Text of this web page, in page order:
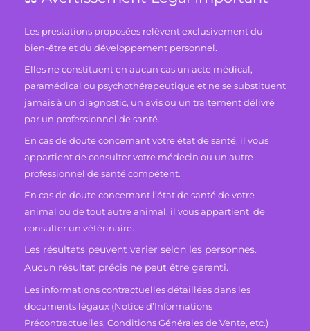
Les prestations proposées relèvent exclusivement du
bien-être et du développement personnel.
Elles ne constituent en aucun cas un acte médical,
paramédical ou psychothérapeutique et ne se substituent
jamais à un diagnostic, un avis ou un traitement délivré
par un professionnel de santé.
En cas de doute concernant votre état de santé, il vous
appartient de consulter votre médecin ou un autre
professionnel de santé compétent.
En cas de doute concernant l’état de santé de votre
animal ou de tout autre animal, il vous appartient de
consulter un vétérinaire.
Les résultats peuvent varier selon les personnes.
Aucun résultat précis ne peut être garanti.
Les informations contractuelles détaillées dans les
documents légaux (Notice d’Informations
Précontractuelles, Conditions Générales de Vente, etc.)